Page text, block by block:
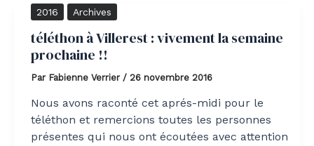
2016 Archives
téléthon à Villerest : vivement la semaine
prochaine !!
Par Fabienne Verrier / 26 novembre 2016
Nous avons raconté cet aprés-midi pour le
téléthon et remercions toutes les personnes
présentes qui nous ont écoutées avec attention
téléthon
à
Villerest
:
vivement
la
semaine